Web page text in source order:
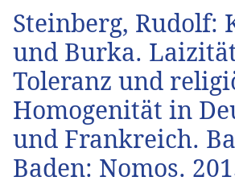
Steinberg, Rudolf:
und Burka.
Toleranz und
Homogenität in
und Frankreich.
Baden: Nomos.